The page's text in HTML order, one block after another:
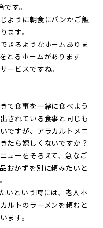
す。
ように朝食にパンかご飯
ます。
きるようなホームありま
とるホームがあります
ービスですね。
て食事を一緒に食べよう
されている食事と同じも
ですが、アラカルトメニ
たら嬉しくないですか？
ューをそろえて、急なご
おかずを別に頼みたいと
いという時には、老人ホ
ルトのラーメンを頼むと
ます。